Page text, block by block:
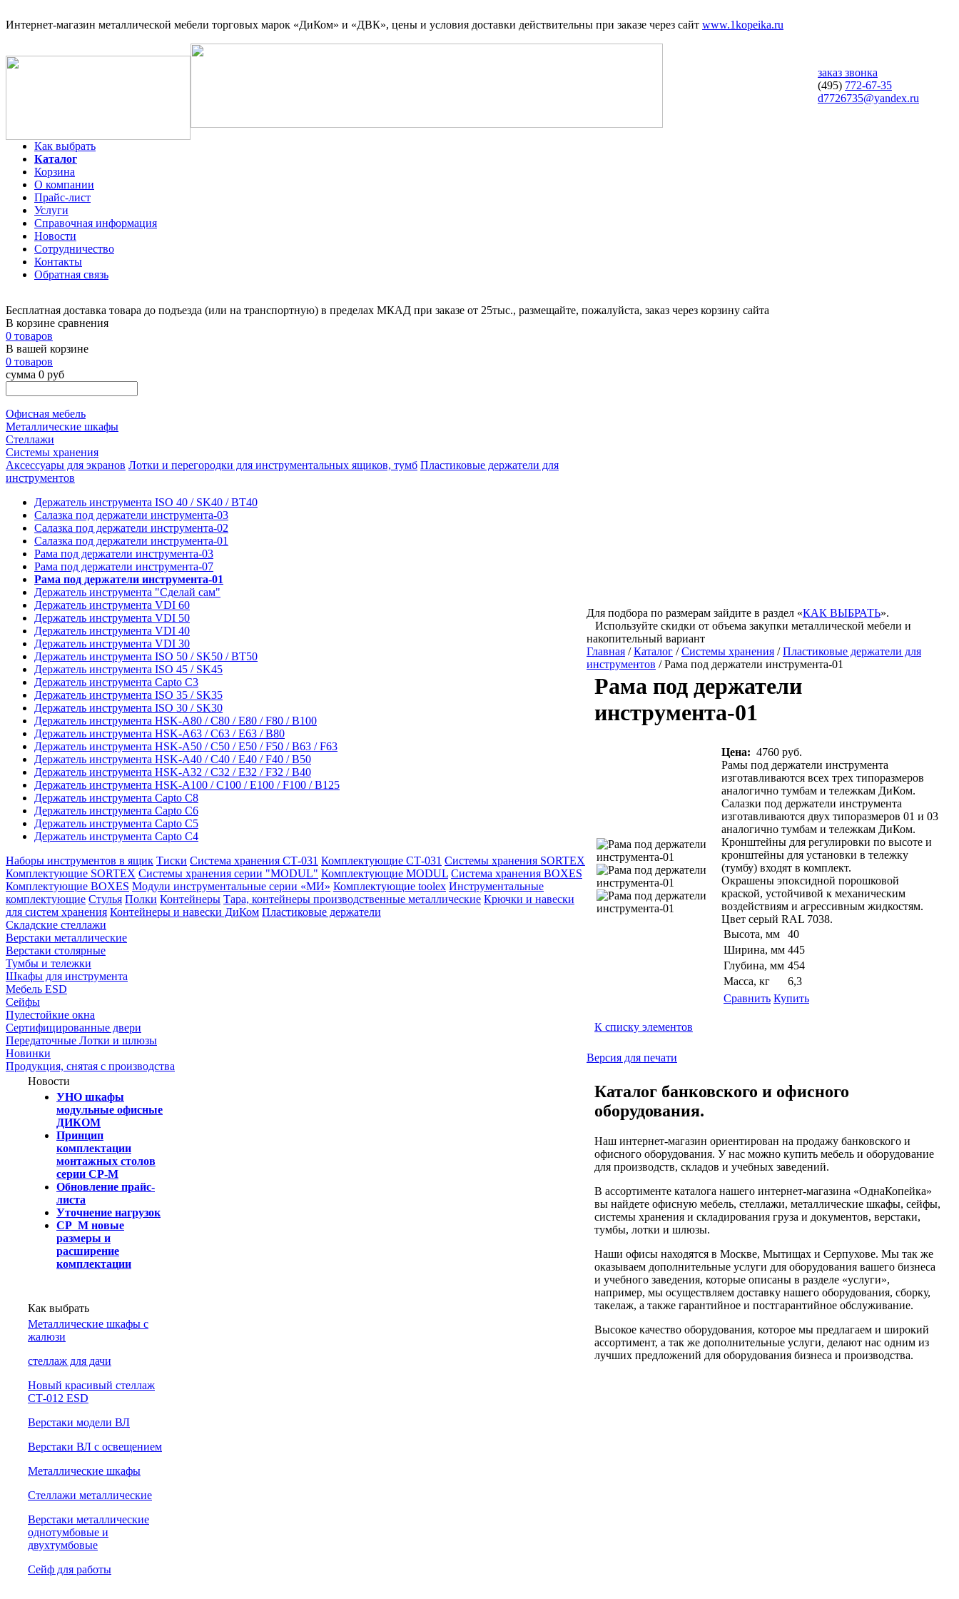
Интернет-магазин металлической мебели торговых марок «ДиКом» и «ДВК», цены и условия доставки действительны при заказе через сайт www.1kopeika.ru
заказ звонка
(495) 772-67-35
d7726735@yandex.ru
Как выбрать
Каталог
Корзина
О компании
Прайс-лист
Услуги
Справочная информация
Новости
Сотрудничество
Контакты
Обратная связь
Бесплатная доставка товара до подъезда (или на транспортную) в пределах МКАД при заказе от 25тыс., размещайте, пожалуйста, заказ через корзину сайта
В корзине сравнения
0 товаров
В вашей корзине
0 товаров
сумма 0 руб
Офисная мебель
Металлические шкафы
Стеллажи
Системы хранения
Аксессуары для экранов Лотки и перегородки для инструментальных ящиков, тумб Пластиковые держатели для
инструментов
Держатель инструмента ISO 40 / SK40 / BT40
Салазка под держатели инструмента-03
Салазка под держатели инструмента-02
Салазка под держатели инструмента-01
Рама под держатели инструмента-03
Рама под держатели инструмента-07
Рама под держатели инструмента-01
Держатель инструмента "Сделай сам"
Держатель инструмента VDI 60
Держатель инструмента VDI 50
Держатель инструмента VDI 40
Держатель инструмента VDI 30
Держатель инструмента ISO 50 / SK50 / ВТ50
Держатель инструмента ISO 45 / SK45
Держатель инструмента Capto C3
Держатель инструмента ISO 35 / SK35
Держатель инструмента ISO 30 / SK30
Держатель инструмента HSK-A80 / C80 / E80 / F80 / B100
Держатель инструмента HSK-A63 / C63 / E63 / B80
Держатель инструмента HSK-A50 / C50 / E50 / F50 / B63 / F63
Держатель инструмента HSK-A40 / C40 / E40 / F40 / B50
Держатель инструмента HSK-A32 / C32 / E32 / F32 / B40
Держатель инструмента HSK-A100 / C100 / E100 / F100 / B125
Держатель инструмента Capto C8
Держатель инструмента Capto C6
Держатель инструмента Capto C5
Держатель инструмента Capto C4
Наборы инструментов в ящик Тиски Система хранения СТ-031 Комплектующие СТ-031 Системы хранения SORTEX
Комплектующие SORTEX Системы хранения серии "MODUL" Комплектующие MODUL Система хранения BOXES
Комплектующие BOXES Модули инструментальные серии «МИ» Комплектующие toolex Инструментальные
комплектующие Стулья Полки Контейнеры Тара, контейнеры производственные металлические Крючки и навески
для систем хранения Контейнеры и навески ДиКом Пластиковые держатели
Складские стеллажи
Верстаки металлические
Верстаки столярные
Тумбы и тележки
Шкафы для инструмента
Мебель ESD
Сейфы
Пулестойкие окна
Сертифицированные двери
Передаточные Лотки и шлюзы
Новинки
Продукция, снятая с производства
Новости
УНО шкафы
модульные офисные
ДИКОМ
Принцип
комплектации
монтажных столов
серии СР-М
Обновление прайс-
листа
Уточнение нагрузок
СР_М новые
размеры и
расширение
комплектации
Как выбрать
Металлические шкафы с
жалюзи
cтеллаж для дачи
Новый красивый стеллаж
СТ-012 ESD
Верстаки модели ВЛ
Верстаки ВЛ с освещением
Металлические шкафы
Стеллажи металлические
Верстаки металлические
однотумбовые и
двухтумбовые
Сейф для работы
Для подбора по размерам зайдите в раздел «КАК ВЫБРАТЬ».
Используйте скидки от объема закупки металлической мебели и
накопительный вариант
Главная /Каталог /Системы хранения /Пластиковые держатели для
инструментов / Рама под держатели инструмента-01
Рама под держатели
инструмента-01
Цена: 4760 руб.
Рамы под держатели инструмента
изготавливаются всех трех типоразмеров
аналогично тумбам и тележкам ДиКом.
Салазки под держатели инструмента
изготавливаются двух типоразмеров 01 и 03
аналогично тумбам и тележкам ДиКом.
Кронштейны для регулировки по высоте и
кронштейны для установки в тележку
(тумбу) входят в комплект.
Окрашены эпоксидной порошковой
краской, устойчивой к механическим
воздействиям и агрессивным жидкостям.
Цвет серый RAL 7038.
Высота, мм
40
Ширина, мм 445
Глубина, мм 454
Масса, кг
6,3
Сравнить Купить
К списку элементов
Версия для печати
Каталог банковского и офисного
оборудования.
Наш интернет-магазин ориентирован на продажу банковского и
офисного оборудования. У нас можно купить мебель и оборудование
для производств, складов и учебных заведений.
В ассортименте каталога нашего интернет-магазина «ОднаКопейка»
вы найдете офисную мебель, стеллажи, металлические шкафы, сейфы,
системы хранения и складирования груза и документов, верстаки,
тумбы, лотки и шлюзы.
Наши офисы находятся в Москве, Мытищах и Серпухове. Мы так же
оказываем дополнительные услуги для оборудования вашего бизнеса
и учебного заведения, которые описаны в разделе «услуги»,
например, мы осуществляем доставку нашего оборудования, сборку,
такелаж, а также гарантийное и постгарантийное обслуживание.
Высокое качество оборудования, которое мы предлагаем и широкий
ассортимент, а так же дополнительные услуги, делают нас одним из
лучших предложений для оборудования бизнеса и производства.